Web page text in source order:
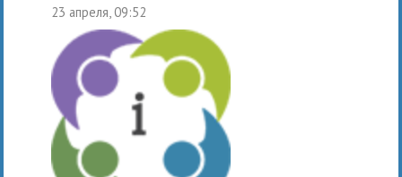
23 апреля, 09:52